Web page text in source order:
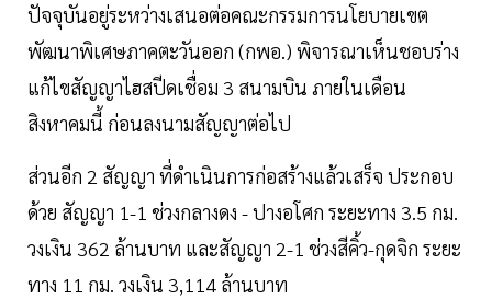
ปัจจุบันอยู่ระหว่างเสนอต่อคณะกรรมการนโยบายเขต
พัฒนาพิเศษภาคตะวันออก (กพอ.) พิจารณาเห็นชอบร่าง
แก้ไขสัญญาไฮสปีดเชื่อม 3 สนามบิน ภายในเดือน
สิงหาคมนี้ ก่อนลงนามสัญญาต่อไป
ส่วนอีก 2 สัญญา ที่ดำเนินการก่อสร้างแล้วเสร็จ ประกอบ
ด้วย สัญญา 1-1 ช่วงกลางดง - ปางอโศก ระยะทาง 3.5 กม.
วงเงิน 362 ล้านบาท และสัญญา 2-1 ช่วงสีคิ้ว-กุดจิก ระยะ
ทาง 11 กม. วงเงิน 3,114 ล้านบาท